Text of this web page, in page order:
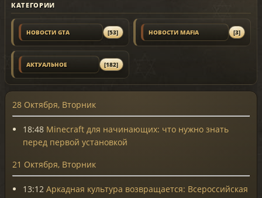
КАТЕГОРИИ
НОВОСТИ GTA [53] НОВОСТИ MAFIA [3]
АКТУАЛЬНОЕ [182]
28 Октября, Вторник
18:48 Minecraft для начинающих: что нужно знать
перед первой установкой
21 Октября, Вторник
13:12 Аркадная культура возвращается: Всероссийская